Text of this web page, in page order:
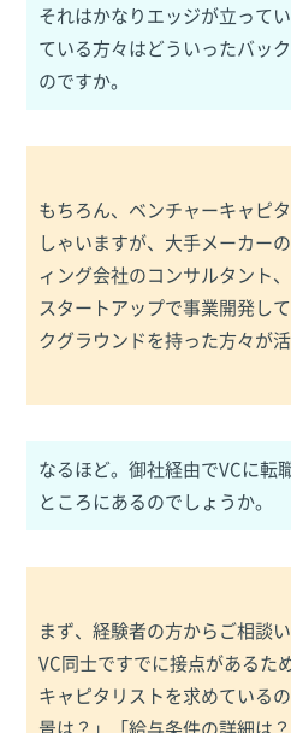
それはかなりエッジが立って
ている方々はどういったバッ
のですか。
もちろん、ベンチャーキャピ
しゃいますが、大手メーカー
ィング会社のコンサルタント
スタートアップで事業開発し
クグラウンドを持った方々が
なるほど。御社経由でVCに転
ところにあるのでしょうか。
まず、経験者の方からご相談
VC同士ですでに接点があるた
キャピタリストを求めている
景は？」「給与条件の詳細は